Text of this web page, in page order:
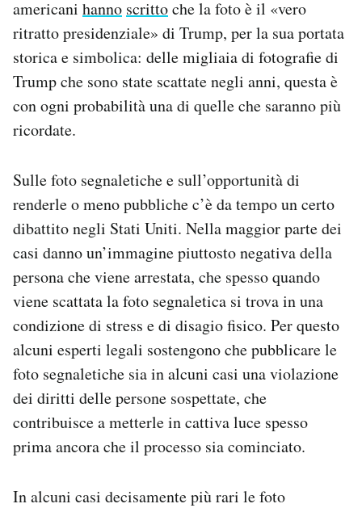
americani hanno scrittoche la foto è il «vero
ritratto presidenziale» di Trump, per la sua portata
storica e simbolica: delle migliaia di fotografie di
Trump che sono state scattate negli anni, questa è
con ogni probabilità una di quelle che saranno più
ricordate.
Sulle foto segnaletiche e sull’opportunità di
renderle o meno pubbliche c’è da tempo un certo
dibattito negli Stati Uniti. Nella maggior parte dei
casi danno un’immagine piuttosto negativa della
persona che viene arrestata, che spesso quando
viene scattata la foto segnaletica si trova in una
condizione di stress e di disagio fisico. Per questo
alcuni esperti legali sostengono che pubblicare le
foto segnaletiche sia in alcuni casi una violazione
dei diritti delle persone sospettate, che
contribuisce a metterle in cattiva luce spesso
prima ancora che il processo sia cominciato.
In alcuni casi decisamente più rari le foto